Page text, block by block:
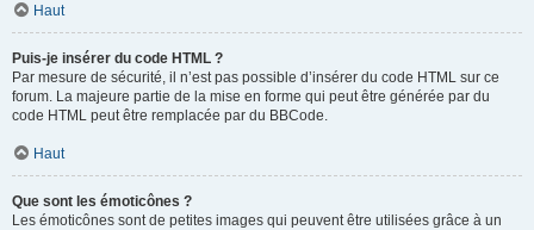
Haut
Puis-je insérer du code HTML ?
Par mesure de sécurité, il n’est pas possible d’insérer du code HTML sur ce
forum. La majeure partie de la mise en forme qui peut être générée par du
code HTML peut être remplacée par du BBCode.
Haut
Que sont les émoticônes ?
Les émoticônes sont de petites images qui peuvent être utilisées grâce à un